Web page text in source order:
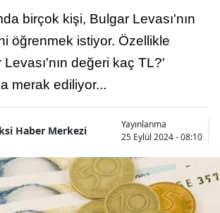
birçok kişi, Bulgar Levası'nın
öğrenmek istiyor. Özellikle
değeri kaç TL?'
merak ediliyor...
Haber Merkezi
Yayınlanma
25 Eylül 2024 - 08:10